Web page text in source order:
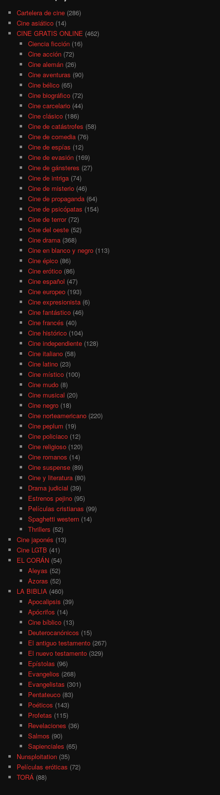
Cartelera de cine (286)
Cine asiático (14)
CINE GRATIS ONLINE (462)
Ciencia ficción(16)
Cine acción(72)
Cine alemán(26)
Cine aventuras (90)
Cine bélico(65)
Cine biográfico(72)
Cine carcelario(44)
Cine clásico(186)
Cine de catástrofes (58)
Cine de comedia(76)
Cine de espías (12)
Cine de evasión(169)
Cine de gánsteres (27)
Cine de intriga(74)
Cine de misterio(46)
Cine de propaganda(64)
Cine de psicópatas (154)
Cine de terror(72)
Cine del oeste(52)
Cine drama(368)
Cine en blanco y negro(113)
Cine épico(86)
Cine erótico(86)
Cine español (47)
Cine europeo(193)
Cine expresionista(6)
Cine fantástico(46)
Cine francés (40)
Cine histórico(104)
Cine independiente(128)
Cine italiano(58)
Cine latino(23)
Cine místico(100)
Cine mudo(8)
Cine musical (20)
Cine negro(18)
Cine norteamericano(220)
Cine peplum (19)
Cine policiaco(12)
Cine religioso(120)
Cine romanos (14)
Cine suspense(89)
Cine y literatura(80)
Drama judicial (39)
Estrenos pejino(95)
Películas cristianas (99)
Spaghetti western(14)
Thrillers (52)
Cine japonés (13)
Cine LGTB (41)
EL CORÁN (54)
Aleyas (52)
Azoras (52)
LA BIBLIA (460)
Apocalipsis (39)
Apócrifos (14)
Cine bíblico(13)
Deuterocanónicos (15)
El antiguo testamento(267)
El nuevo testamento(329)
Epístolas (96)
Evangelios (268)
Evangelistas (301)
Pentateuco(83)
Poéticos (143)
Profetas (115)
Revelaciones (36)
Salmos (90)
Sapienciales (65)
Nunsploitation (35)
Películas eróticas (72)
TORÁ (88)